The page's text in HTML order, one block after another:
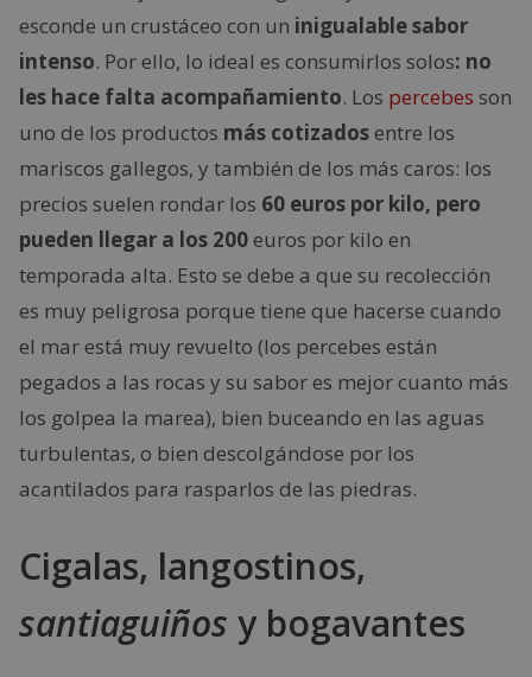
esconde un crustáceo con un inigualable sabor
intenso. Por ello, lo ideal es consumirlos solos: no
les hace falta acompañamiento. Los percebes son
uno de los productos más cotizadosentre los
mariscos gallegos, y también de los más caros: los
precios suelen rondar los 60 euros por kilo, pero
pueden llegar a los 200euros por kilo en
temporada alta. Esto se debe a que su recolección
es muy peligrosa porque tiene que hacerse cuando
el mar está muy revuelto (los percebes están
pegados a las rocas y su sabor es mejor cuanto más
los golpea la marea), bien buceando en las aguas
turbulentas, o bien descolgándose por los
acantilados para rasparlos de las piedras.
Cigalas, langostinos,
santiaguiños y bogavantes